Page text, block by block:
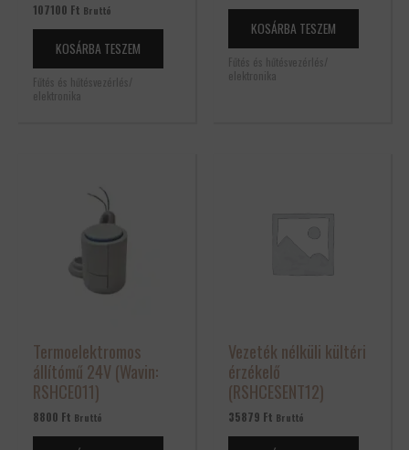
107100 Ft Bruttó
KOSÁRBA TESZEM
Fűtés és hűtésvezérlés/
elektronika
KOSÁRBA TESZEM
Fűtés és hűtésvezérlés/
elektronika
Termoelektromos
állítómű 24V (Wavin:
RSHCE011)
8800 Ft Bruttó
Vezeték nélküli kültéri
érzékelő
(RSHCESENT12)
35879 Ft Bruttó